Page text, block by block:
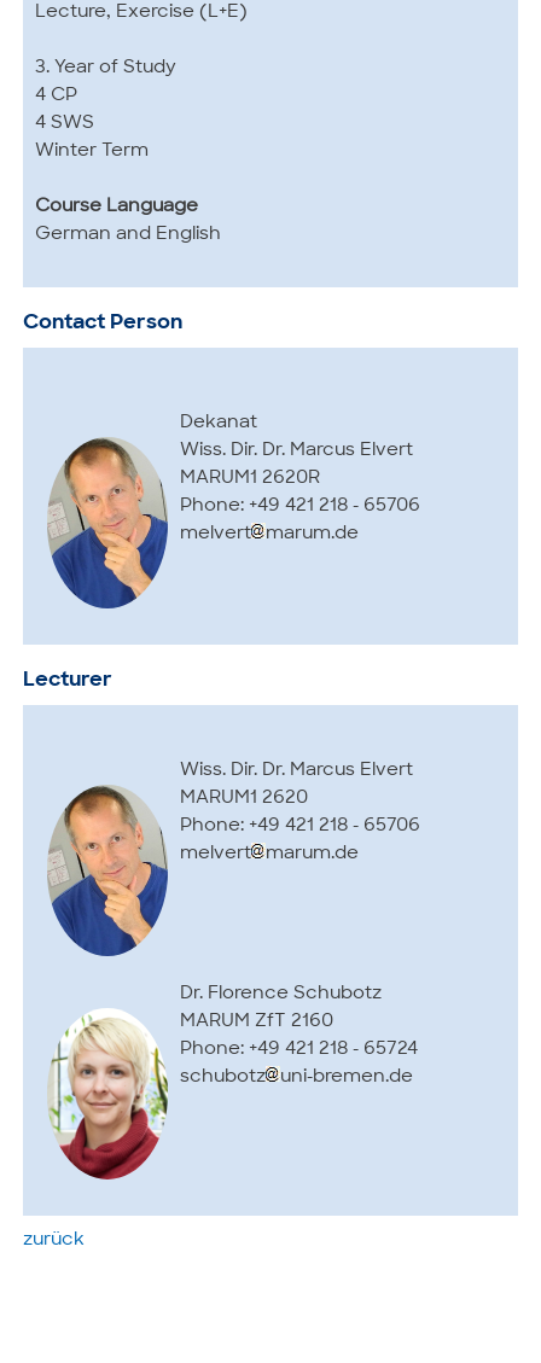
Lecture, Exercise (L+E)
3. Year of Study
4 CP
4 SWS
Winter Term
Course Language
German and English
Contact Person
Dekanat
Wiss. Dir. Dr. Marcus Elvert
MARUM1 2620R
Phone: +49 421 218 - 65706
melvert
marum.de
Lecturer
Wiss. Dir. Dr. Marcus Elvert
MARUM1 2620
Phone: +49 421 218 - 65706
melvert
marum.de
Dr. Florence Schubotz
MARUM ZfT 2160
Phone: +49 421 218 - 65724
schubotz
uni-bremen.de
zurück